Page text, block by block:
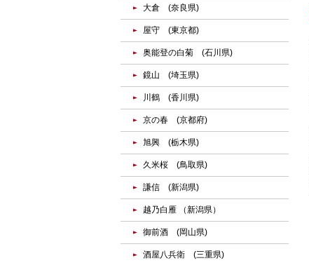
大倉 (奈良県)
屋守 (東京都)
奥能登の白菊 (石川県)
鏡山 (埼玉県)
川鶴 (香川県)
京の春 (京都府)
旭興 (栃木県)
久米桜 (鳥取県)
謙信 (新潟県)
越乃白雁 （新潟県）
御前酒 (岡山県)
酒屋八兵衛 (三重県)